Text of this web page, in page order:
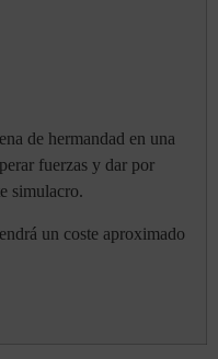
de hermandad en una
fuerzas y dar por
simulacro.
un coste aproximado